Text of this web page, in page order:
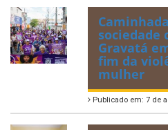
sociedade
Gravatá
fim da
mulher
Publicado em: 7 de